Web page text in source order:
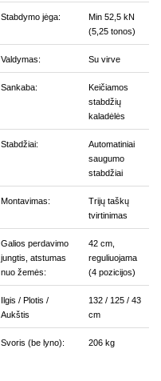
Stabdymo jėga:
Min 52,5 kN
(5,25 tonos)
Valdymas: Su virve
Sankaba:
Keičiamos
stabdžių
kaladėlės
Stabdžiai:
Automatiniai
saugumo
stabdžiai
Montavimas:
Trijų taškų
tvirtinimas
Galios perdavimo
jungtis, atstumas
nuo žemės:
42 cm,
reguliuojama
(4 pozicijos)
Ilgis / Plotis /
Aukštis
132 / 125 / 43
cm
Svoris (be lyno): 206 kg